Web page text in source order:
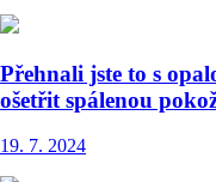
Přehnali jste to s
ošetřit spálenou
19. 7. 2024